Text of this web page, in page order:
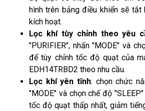
hình trên bảng điều khiển sẽ
kích hoạt.
Lọc khí tùy chỉnh theo yêu
"PURIFIER", nhấn "MODE" và
để tùy chỉnh tốc độ quạt của
EDH14TRBD2 theo nhu cầu.
Lọc khí yên tĩnh: chọn chức
"MODE" và chọn chế độ
tốc độ quạt thấp nhất, giảm